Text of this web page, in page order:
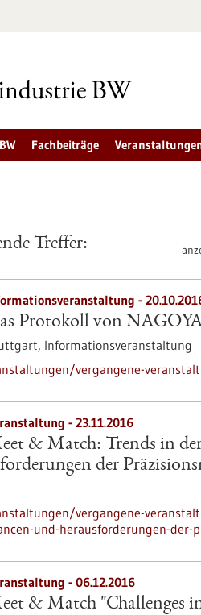
Fachbeiträge
Treffer:
-
Protokoll von
Informationsveranstaltung
vergangene-
- 23.11.2016
& Match: Trends in
der
vergangene-
und-herausforderungen-der-
- 06.12.2016
& Match "Challenges